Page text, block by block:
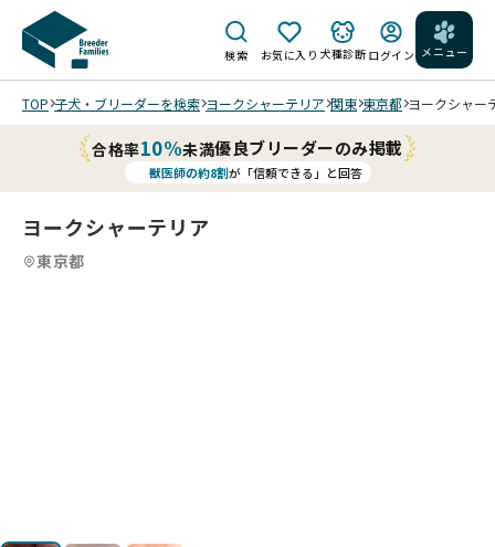
検索 お気に入り 犬種診断 ログイン メニュー
TOP 子犬・ブリーダーを検索 ヨークシャーテリア 関東 東京都 ヨークシャー
合格率10%未満優良ブリーダーのみ掲載
獣医師の約8割が「信頼できる」と回答
ヨークシャーテリア
東京都